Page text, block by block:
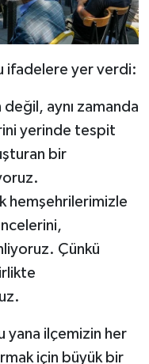
ifadelere yer verdi:
aynı zamanda
yerinde tespit
bir
hemşehrilerimizle
Çünkü
yana ilçemizin her
için büyük bir